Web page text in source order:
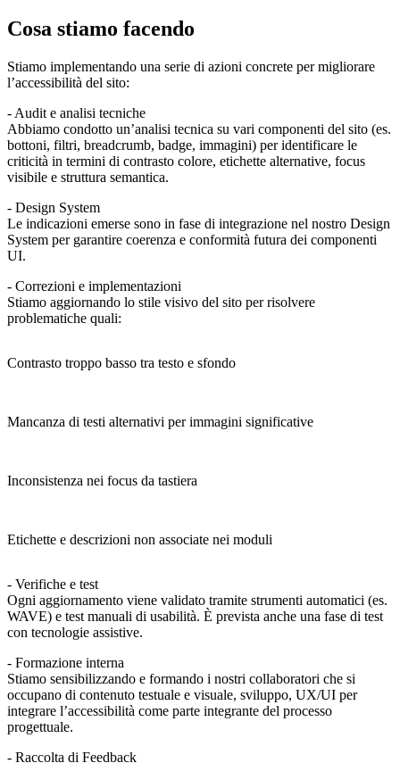
Cosa stiamo facendo
Stiamo implementando una serie di azioni concrete per migliorare
l’accessibilità del sito:
- Audit e analisi tecniche
Abbiamo condotto un’analisi tecnica su vari componenti del sito (es.
bottoni, filtri, breadcrumb, badge, immagini) per identificare le
criticità in termini di contrasto colore, etichette alternative, focus
visibile e struttura semantica.
- Design System
Le indicazioni emerse sono in fase di integrazione nel nostro Design
System per garantire coerenza e conformità futura dei componenti
UI.
- Correzioni e implementazioni
Stiamo aggiornando lo stile visivo del sito per risolvere
problematiche quali:
Contrasto troppo basso tra testo e sfondo
Mancanza di testi alternativi per immagini significative
Inconsistenza nei focus da tastiera
Etichette e descrizioni non associate nei moduli
- Verifiche e test
Ogni aggiornamento viene validato tramite strumenti automatici (es.
WAVE) e test manuali di usabilità. È prevista anche una fase di test
con tecnologie assistive.
- Formazione interna
Stiamo sensibilizzando e formando i nostri collaboratori che si
occupano di contenuto testuale e visuale, sviluppo, UX/UI per
integrare l’accessibilità come parte integrante del processo
progettuale.
- Raccolta di Feedback